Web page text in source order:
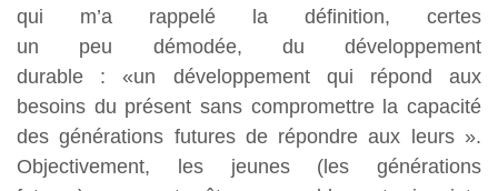
qui m’a rappelé la définition, certes
un peu démodée, du développement
durable : «un développement qui répond aux
besoins du présent sans compromettre la capacité
des générations futures de répondre aux leurs ».
Objectivement, les jeunes (les générations